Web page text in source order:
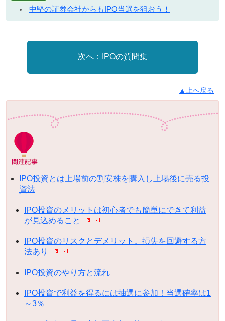
中堅の証券会社からもIPO当選を狙おう！
IPOの質問集
▲上へ戻る
IPO投資とは上場前の割安株を購入し上場後に売る投
資法
IPO投資のメリットは初心者でも簡単にできて利益
が見込めること
IPO投資のリスクとデメリット。損失を回避する方
法あり
IPO投資のやり方と流れ
IPO投資で利益を得るには抽選に参加！当選確率は1
～3％